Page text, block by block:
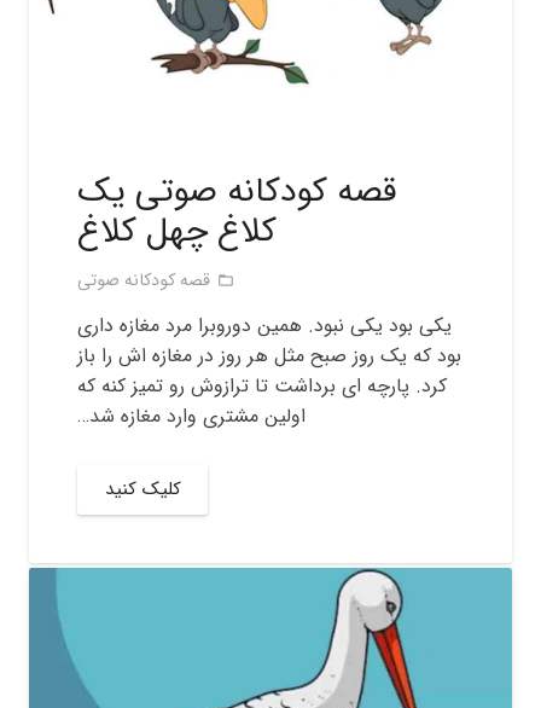
قصه کودکانه صوتی یک
کلاغ چهل کلاغ
folder_open قصه کودکانه صوتی
یکی بود یکی نبود. همین دوروبرا مرد مغازه داری
بود که یک روز صبح مثل هر روز در مغازه اش را باز
کرد. پارچه ای برداشت تا ترازوش رو تمیز کنه که
اولین مشتری وارد مغازه شد…
کلیک کنید